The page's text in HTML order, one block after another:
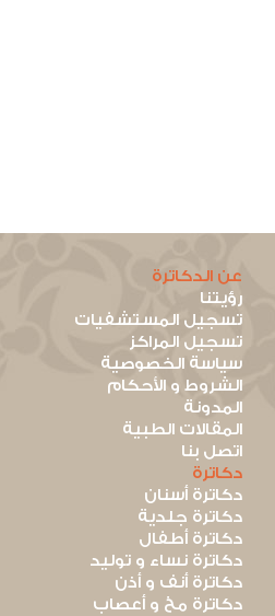
عن الدكاترة
رؤيتنا
تسجيل المستشفيات
تسجيل المراكز
سياسة الخصوصية
الشروط و الأحكام
المدونة
المقالات الطبية
اتصل بنا
دكاترة
دكاترة أسنان
دكاترة جلدية
دكاترة أطفال
دكاترة نساء و توليد
دكاترة أنف و أذن
دكاترة مخ و أعصاب